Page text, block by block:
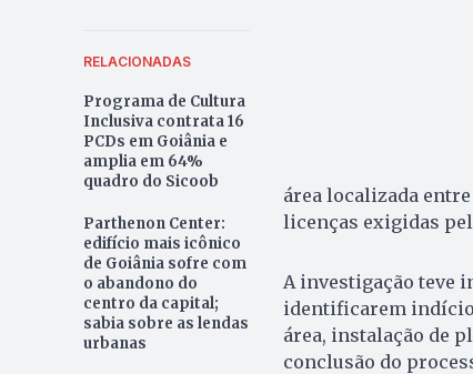
RELACIONADAS
Programa de Cultura
Inclusiva contrata 16
PCDs em Goiânia e
amplia em 64%
quadro do Sicoob
Parthenon Center:
edifício mais icônico
de Goiânia sofre com
o abandono do
centro da capital;
sabia sobre as lendas
urbanas
área localizada entre
licenças exigidas
A investigação teve
identificarem
área, instalação de
conclusão do